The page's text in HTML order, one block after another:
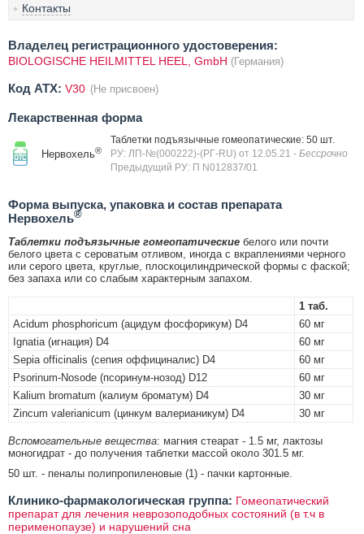
Контакты
Владелец регистрационного удостоверения:
BIOLOGISCHE HEILMITTEL HEEL, GmbH (Германия)
Код ATX: V30 (Не присвоен)
Лекарственная форма
Нервохель®
Таблетки подъязычные гомеопатические: 50 шт.
РУ: ЛП-№(000222)-(РГ-RU) от 12.05.21 - Бессрочно
Предыдущий РУ: П N012837/01
Форма выпуска, упаковка и состав препарата
Нервохель®
Таблетки подъязычные гомеопатические белого или почти
белого цвета с сероватым отливом, иногда с вкраплениями черного
или серого цвета, круглые, плоскоцилиндрической формы с фаской;
без запаха или со слабым характерным запахом.
1 таб.
Acidum phosphoricum (ацидум фосфорикум) D4
60 мг
Ignatia (игнация) D4
60 мг
Sepia officinalis (сепия оффициналис) D4
60 мг
Psorinum-Nosode (псоринум-нозод) D12
60 мг
Kalium bromatum (калиум броматум) D4
30 мг
Zincum valerianicum (цинкум валерианикум) D4
30 мг
Вспомогательные вещества: магния стеарат - 1.5 мг, лактозы
моногидрат - до получения таблетки массой около 301.5 мг.
50 шт. - пеналы полипропиленовые (1) - пачки картонные.
Клинико-фармакологическая группа: Гомеопатический
препарат для лечения неврозоподобных состояний (в т.ч в
перименопаузе) и нарушений сна